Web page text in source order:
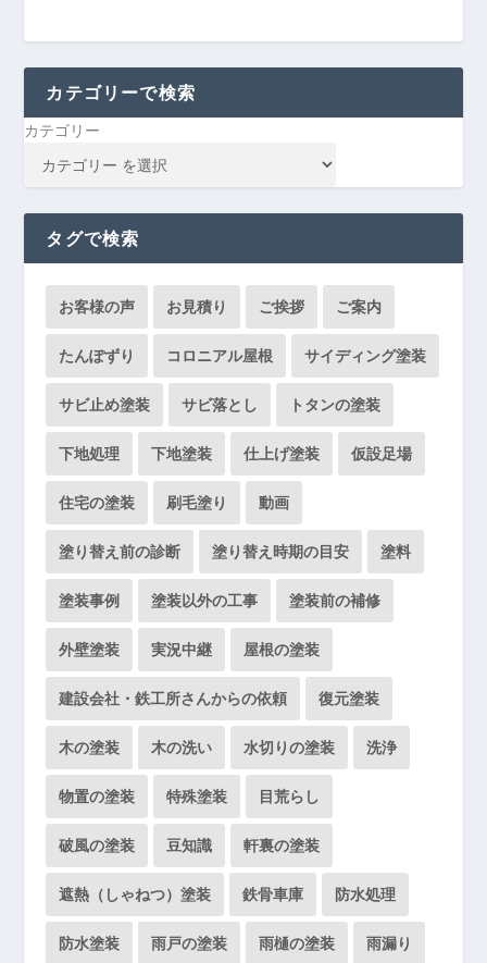
カテゴリーで検索
カテゴリー
タグで検索
お客様の声 お見積り ご挨拶 ご案内
たんぽずり コロニアル屋根 サイディング塗装
サビ止め塗装 サビ落とし トタンの塗装
下地処理 下地塗装 仕上げ塗装 仮設足場
住宅の塗装 刷毛塗り 動画
塗り替え前の診断 塗り替え時期の目安 塗料
塗装事例 塗装以外の工事 塗装前の補修
外壁塗装 実況中継 屋根の塗装
建設会社・鉄工所さんからの依頼 復元塗装
木の塗装 木の洗い 水切りの塗装 洗浄
物置の塗装 特殊塗装 目荒らし
破風の塗装 豆知識 軒裏の塗装
遮熱（しゃねつ）塗装 鉄骨車庫 防水処理
防水塗装 雨戸の塗装 雨樋の塗装 雨漏り